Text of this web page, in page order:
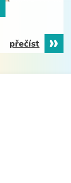
přečíst